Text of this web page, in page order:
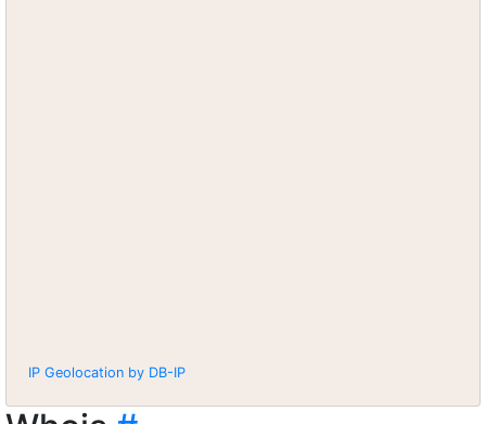
IP Geolocation by DB-IP